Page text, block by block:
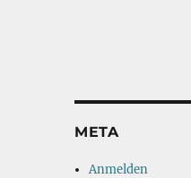
META
Anmelden